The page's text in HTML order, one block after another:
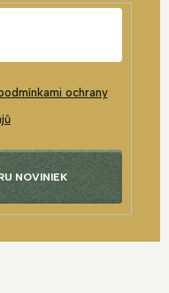
ochrany
NOVINIEK